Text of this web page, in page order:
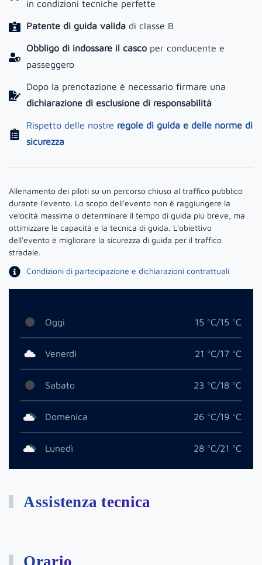
in condizioni tecniche perfette
Patente di guida valida di classe B
Obbligo di indossare il casco per conducente e
passeggero
Dopo la prenotazione è necessario firmare una
dichiarazione di esclusione di responsabilità
Rispetto delle nostre regole di guida e delle norme di
sicurezza
Allenamento dei piloti su un percorso chiuso al traffico pubblico
durante l'evento. Lo scopo dell'evento non è raggiungere la
velocità massima o determinare il tempo di guida più breve, ma
ottimizzare le capacità e la tecnica di guida. L'obiettivo
dell'evento è migliorare la sicurezza di guida per il traffico
stradale.
Condizioni di partecipazione e dichiarazioni contrattuali
Oggi 15 °C/15 °C
Venerdì 21 °C/17 °C
Sabato 23 °C/18 °C
Domenica 26 °C/19 °C
Lunedì 28 °C/21 °C
Assistenza tecnica
Orario